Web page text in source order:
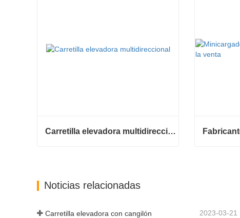
Carretilla elevadora multidireccional de carrocería ancha de 3,5 a 5 toneladas
Noticias relacionadas
Carretilla elevadora con cangilón 2023-03-21